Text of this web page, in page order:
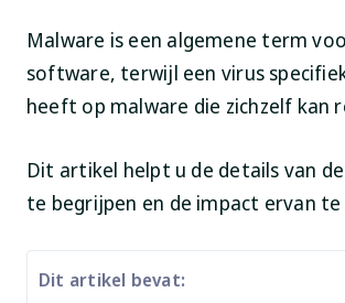
Malware is een algemene term
software, terwijl een virus
heeft op malware die zichzelf kan
Dit artikel helpt u de details van
te begrijpen en de impact ervan
Dit artikel bevat: